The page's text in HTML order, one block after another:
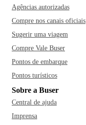
Agências autorizadas
Compre nos canais oficiais
Sugerir uma viagem
Compre Vale Buser
Pontos de embarque
Pontos turísticos
Sobre a Buser
Central de ajuda
Imprensa